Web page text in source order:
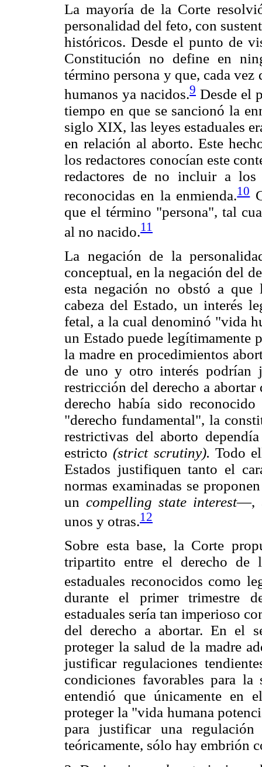
La mayoría de la Corte
personalidad del feto, con
históricos. Desde el punto de
Constitución no define en
término persona y que, cada vez
humanos ya nacidos.9 Desde el
tiempo en que se sancionó la
siglo XIX, las leyes estaduales
en relación al aborto. Este
los redactores conocían este
redactores de no incluir a los
reconocidas en la enmienda.10
que el término "persona", tal
al no nacido.11
La negación de la
conceptual, en la negación del
esta negación no obstó a que
cabeza del Estado, un interés
fetal, a la cual denominó "vida
un Estado puede legítimamente
la madre en procedimientos
de uno y otro interés podrían
restricción del derecho a abortar
derecho había sido
"derecho fundamental", la
restrictivas del aborto
estricto(strict scrutiny). Todo
Estados justifiquen tanto el
normas examinadas se
un compelling state interest—,
unos y otras.12
Sobre esta base, la Corte
tripartito entre el derecho de
estaduales reconocidos como
durante el primer trimestre
estaduales sería tan imperioso
del derecho a abortar. En el
proteger la salud de la madre
justificar regulaciones
condiciones favorables para
entendió que únicamente en
proteger la "vida humana
para justificar una
teóricamente, sólo hay embrión